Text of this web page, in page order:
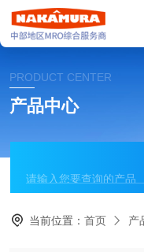
PRODUCT CENTER
产品中心
当前位置：首页 产